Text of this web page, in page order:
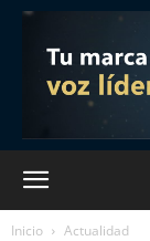
Inicio Actualidad